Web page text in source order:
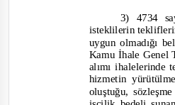
3) 4734
isteklilerin
uygun olmadığı
Kamu İhale Genel
alımı
hizmetin
oluştuğu,